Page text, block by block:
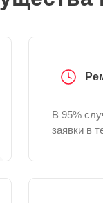
В 95%
заявки в